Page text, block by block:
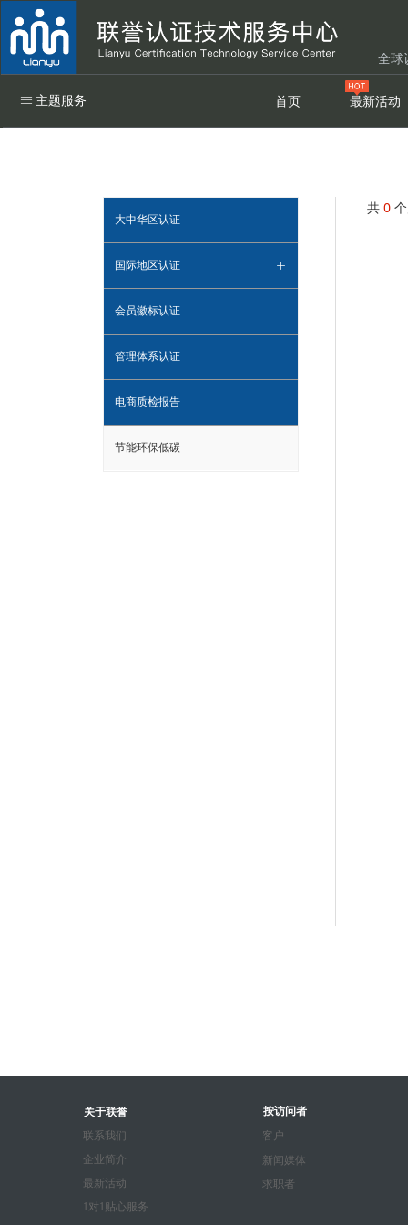
ꁔ 主题服务 首页 最新活动
全球
共 0
大中华区认证
ꄶ
国际地区认证
会员徽标认证
管理体系认证
电商质检报告
节能环保低碳
客户
新闻媒体
求职者
按访问者
联系我们
企业简介
最新活动
1对1贴心服务
关于联誉